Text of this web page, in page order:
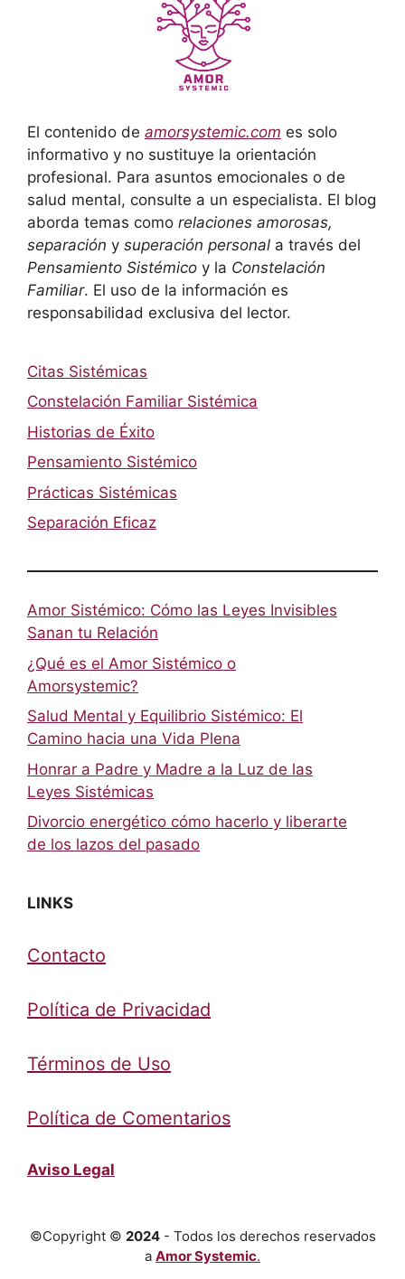
El contenido de amorsystemic.com es solo
informativo y no sustituye la orientación
profesional. Para asuntos emocionales o de
salud mental, consulte a un especialista. El blog
aborda temas como relaciones amorosas,
separación y superación personal a través del
Pensamiento Sistémico y la Constelación
Familiar. El uso de la información es
responsabilidad exclusiva del lector.
Citas Sistémicas
Constelación Familiar Sistémica
Historias de Éxito
Pensamiento Sistémico
Prácticas Sistémicas
Separación Eficaz
Amor Sistémico: Cómo las Leyes Invisibles
Sanan tu Relación
¿Qué es el Amor Sistémico o
Amorsystemic?
Salud Mental y Equilibrio Sistémico: El
Camino hacia una Vida Plena
Honrar a Padre y Madre a la Luz de las
Leyes Sistémicas
Divorcio energético cómo hacerlo y liberarte
de los lazos del pasado
LINKS
Contacto
Política de Privacidad
Términos de Uso
Política de Comentarios
Aviso Legal
©Copyright © 2024- Todos los derechos reservados
a Amor Systemic.